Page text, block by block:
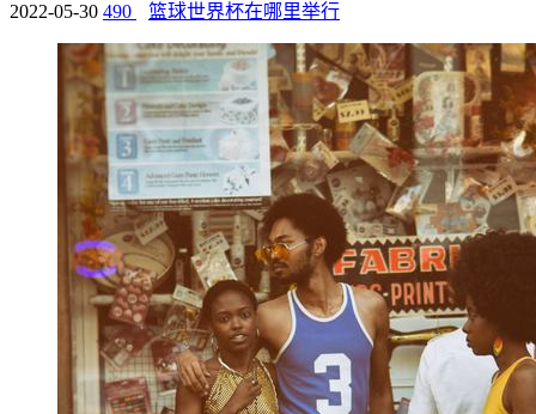
2022-05-30 490 篮球世界杯在哪里举行